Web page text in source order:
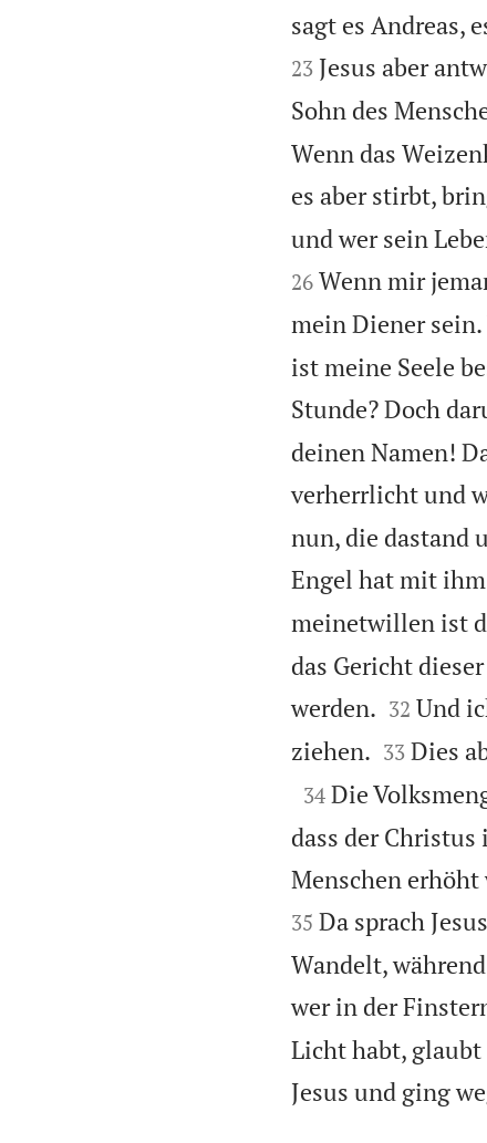
sagt es Andreas,
23 Jesus aber
Sohn des
Wenn das
es aber stirbt,
und wer sein
26 Wenn mir
mein Diener
ist meine Seele
Stunde? Doch
deinen Namen!
verherrlicht und
nun, die dastand
Engel hat mit
meinetwillen ist
das Gericht
werden.
32 Und
ziehen.
33 Dies

34 Die
dass der
Menschen erhöht
35 Da sprach
Wandelt,
wer in der
Licht habt, glaubt
Jesus und ging